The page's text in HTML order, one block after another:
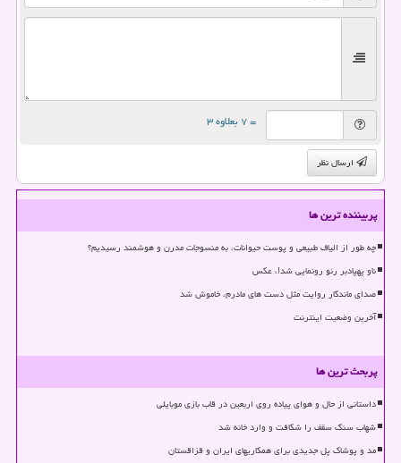
= ۷ بعلاوه ۳
ارسال نظر
پربیننده ترین ها
چه طور از الیاف طبیعی و پوست حیوانات، به منسوجات مدرن و هوشمند رسیدیم؟
ناو پهپادبر رنو رونمایی شد!، عکس
صدای ماندگار روایت مثل دست های مادرم، خاموش شد
آخرین وضعیت اینترنت
پربحث ترین ها
داستانی از حال و هوای پیاده روی اربعین در قاب بازی موبایلی
شهاب سنگ سقف را شکافت و وارد خانه شد
مد و پوشاک پل جدیدی برای همکاریهای ایران و قزاقستان